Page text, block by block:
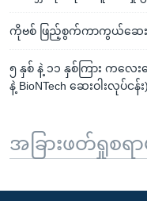
ကိုဗစ် ဖြည့်စွက်ကာကွယ်ဆေ
၅ နှစ် နဲ့ ၁၁ နှစ်ကြား ကလ
နဲ့ BioNTech ဆေးဝါးလုပ်ငန်း)
အခြားဖတ်ရှုစရာမ